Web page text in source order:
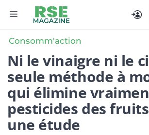
MENU
Consomm'action
Ni le vinaigre ni le
seule méthode à
qui élimine
pesticides des
une étude